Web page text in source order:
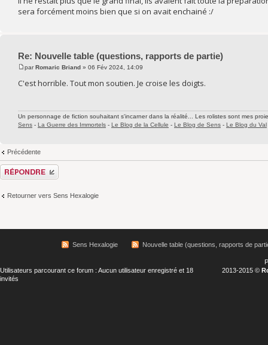
sera forcément moins bien que si on avait enchainé :/
Re: Nouvelle table (questions, rapports de partie)
parRomaric Briand » 06 Fév 2024, 14:09
C'est horrible. Tout mon soutien. Je croise les doigts.
Un personnage de fiction souhaitant s'incarner dans la réalité... Les rolistes sont mes
Sens - La Guerre des Immortels - Le Blog de la Cellule - Le Blog de Sens - Le Blog du Val
Précédente
Répondre
Retourner vers Sens Hexalogie
Sens Hexalogie Nouvelle table (questions, rapports de
Utilisateurs parcourant ce forum : Aucun utilisateur enregistré et 18
invités
2013-2015 ©